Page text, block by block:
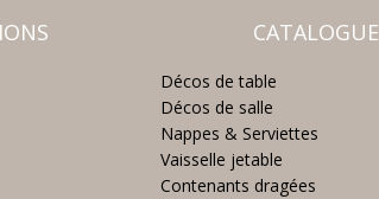
CATALOGUE
Décos de table
Décos de salle
Nappes & Serviettes
Vaisselle jetable
Contenants dragées